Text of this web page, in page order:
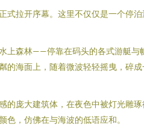
拉开序幕。这里不仅仅是一个停
上森林——停靠在码头的各式游艇
海面上，随着微波轻轻摇曳，碎
庞大建筑体，在夜色中被灯光雕
，仿佛在与海波的低语应和。